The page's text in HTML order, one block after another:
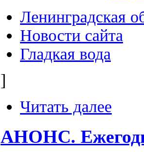
Ленинградская
Новости сайта
Гладкая вода
]
Читать далее
АНОНС.